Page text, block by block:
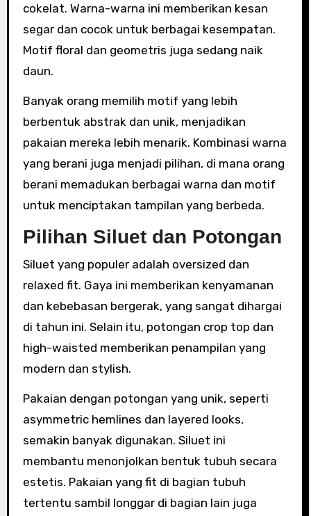
cokelat. Warna-warna ini memberikan kesan
segar dan cocok untuk berbagai kesempatan.
Motif floral dan geometris juga sedang naik
daun.
Banyak orang memilih motif yang lebih
berbentuk abstrak dan unik, menjadikan
pakaian mereka lebih menarik. Kombinasi warna
yang berani juga menjadi pilihan, di mana orang
berani memadukan berbagai warna dan motif
untuk menciptakan tampilan yang berbeda.
Pilihan Siluet dan Potongan
Siluet yang populer adalah oversized dan
relaxed fit. Gaya ini memberikan kenyamanan
dan kebebasan bergerak, yang sangat dihargai
di tahun ini. Selain itu, potongan crop top dan
high-waisted memberikan penampilan yang
modern dan stylish.
Pakaian dengan potongan yang unik, seperti
asymmetric hemlines dan layered looks,
semakin banyak digunakan. Siluet ini
membantu menonjolkan bentuk tubuh secara
estetis. Pakaian yang fit di bagian tubuh
tertentu sambil longgar di bagian lain juga